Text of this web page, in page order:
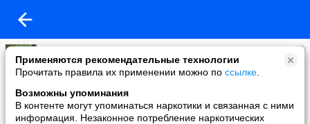
Применяются рекомендательные технологии
Прочитать правила их применении можно по ссылке
Возможны упоминания
В контенте могут упоминаться наркотики и связанная с ними
информация. Незаконное потребление наркотических
Кирилл Борисович
added a photo
08 Oct в 11:59